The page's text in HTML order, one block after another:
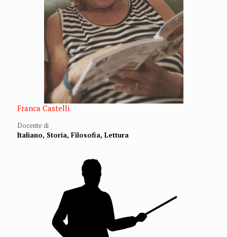
Franca Castelli
Docente di
Italiano, Storia, Filosofia, Lettura